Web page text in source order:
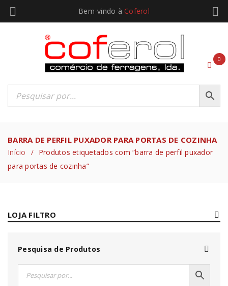
Bem-vindo à Coferol
0
BARRA DE PERFIL PUXADOR PARA PORTAS DE COZINHA
Início /
Produtos etiquetados com “barra de perfil puxador
para portas de cozinha”
LOJA FILTRO
Pesquisa de Produtos